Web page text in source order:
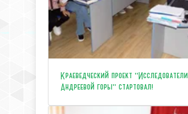
Краеведческий проект "Исследователи
Андреевой горы" стартовал!